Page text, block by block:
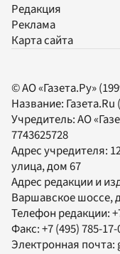
Редакция
Реклама
Карта сайта
© АО «Газета.Ру»
Название: Газета.Ru
Учредитель:АО
7743625728
Адрес учредителя:
улица, дом 67
Адрес редакции и
Варшавское шоссе,
Телефон редакции:
Факс:+7 (495) 785-
Электронная почта: